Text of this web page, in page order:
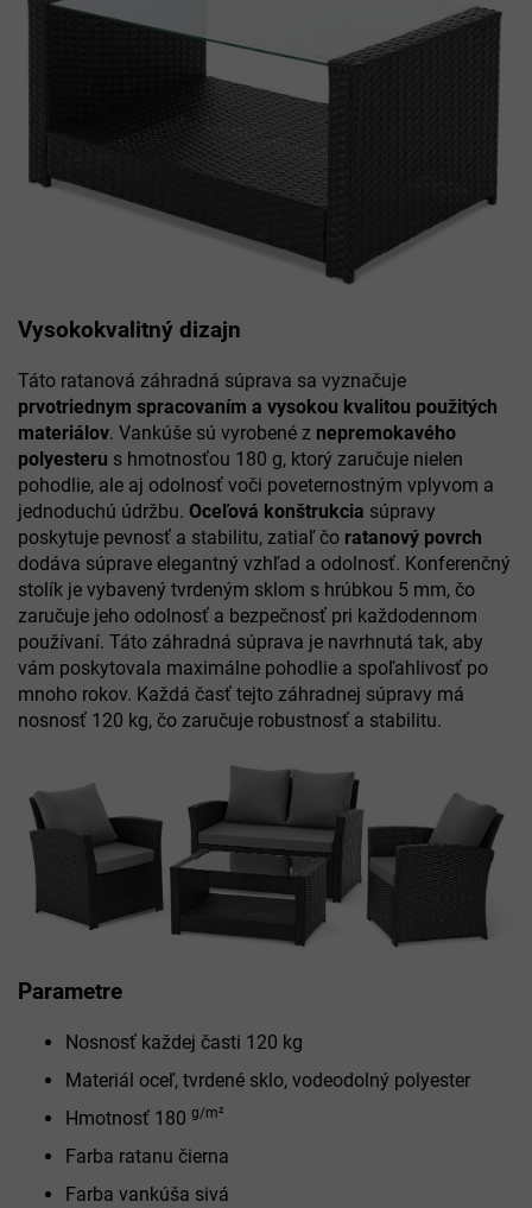
Vysokokvalitný dizajn
Táto ratanová záhradná súprava sa vyznačuje
prvotriednym spracovaním a vysokou kvalitou použitých
materiálov. Vankúše sú vyrobené z nepremokavého
polyesteru s hmotnosťou 180 g, ktorý zaručuje nielen
pohodlie, ale aj odolnosť voči poveternostným vplyvom a
jednoduchú údržbu. Oceľová konštrukcia súpravy
poskytuje pevnosť a stabilitu, zatiaľ čo ratanový povrch
dodáva súprave elegantný vzhľad a odolnosť. Konferenčný
stolík je vybavený tvrdeným sklom s hrúbkou 5 mm, čo
zaručuje jeho odolnosť a bezpečnosť pri každodennom
používaní. Táto záhradná súprava je navrhnutá tak, aby
vám poskytovala maximálne pohodlie a spoľahlivosť po
mnoho rokov. Každá časť tejto záhradnej súpravy má
nosnosť 120 kg, čo zaručuje robustnosť a stabilitu.
Parametre
Nosnosť každej časti 120 kg
Materiál oceľ, tvrdené sklo, vodeodolný polyester
Hmotnosť 180 g/m²
Farba ratanu čierna
Farba vankúša sivá